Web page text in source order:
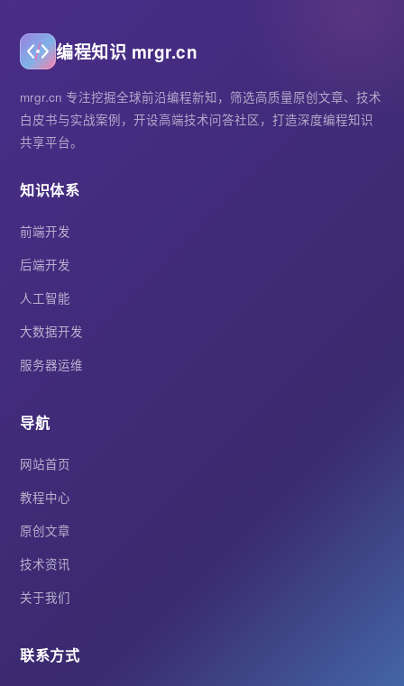
编程知识 mrgr.cn
mrgr.cn 专注挖掘全球前沿编程新知，筛选高质量原创文章、技术
白皮书与实战案例，开设高端技术问答社区，打造深度编程知识
共享平台。
知识体系
前端开发
后端开发
人工智能
大数据开发
服务器运维
导航
网站首页
教程中心
原创文章
技术资讯
关于我们
联系方式